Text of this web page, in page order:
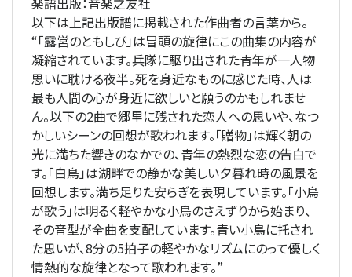
以下は上記出版譜に掲載された作曲者の言葉から。
“「露営のともしび」は冒頭の旋律にこの曲集の内容が
凝縮されています。兵隊に駆り出された青年が一人物
思いに耽ける夜半。死を身近なものに感じた時、人は
最も人間の心が身近に欲しいと願うのかもしれませ
ん。以下の2曲で郷里に残された恋人への思いや、なつ
かしいシーンの回想が歌われます。「贈物」は輝く朝の
光に満ちた響きのなかでの、青年の熱烈な恋の告白で
す。「白鳥」は湖畔での静かな美しい夕暮れ時の風景を
回想します。満ち足りた安らぎを表現しています。「小鳥
が歌う」は明るく軽やかな小鳥のさえずりから始まり、
その音型が全曲を支配しています。青い小鳥に托され
た思いが、8分の5拍子の軽やかなリズムにのって優しく
情熱的な旋律となって歌われます。”